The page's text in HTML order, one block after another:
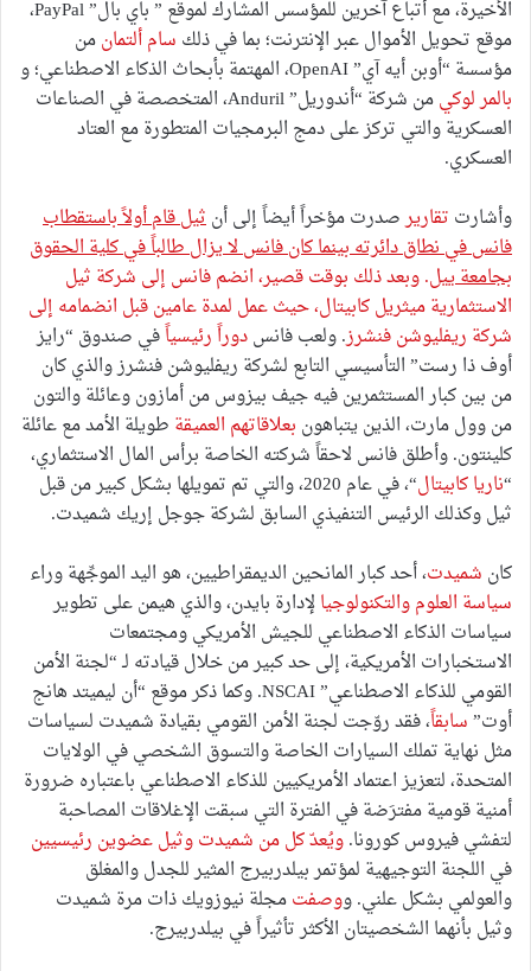
الأخيرة، مع أتباع آخرين للمؤسس المشارك لموقع ” باي بال” PayPal،
موقع تحويل الأموال عبر الإنترنت؛ بما في ذلك سام ألتمانمن
مؤسسة “أوبن أيه آي” OpenAI، المهتمة بأبحاث الذكاء الاصطناعي؛ و
بالمر لوكي
من شركة “أندوريل” Anduril، المتخصصة في الصناعات
العسكرية والتي تركز على دمج البرمجيات المتطورة مع العتاد
العسكري.
وأشارت تقاريرصدرت مؤخراً أيضاً إلى أنثيل قام أولاً باستقطاب
فانس في نطاق دائرته بينما كان فانس لا يزال طالباً في كلية الحقوق
بجامعة ييل. وبعد ذلك بوقت قصير، انضم فانس إلى شركة ثيل
الاستثمارية ميثريل كابيتال، حيث عمل لمدة عامين قبل انضمامه إلى
شركة ريفليوشن فنشرز. ولعب فانسدوراً رئيسياًفي صندوق “رايز
أوف ذا رست” التأسيسي التابع لشركة ريفليوشن فنشرز والذي كان
من بين كبار المستثمرين فيه جيف بيزوس من أمازون وعائلة والتون
من وول مارت، الذين يتباهون بعلاقاتهم العميقة طويلة الأمد مع عائلة
كلينتون. وأطلق فانس لاحقاً شركته الخاصة برأس المال الاستثماري،
“ناريا كابيتال
“، في عام 2020، والتي تم تمويلها بشكل كبير من قبل
ثيل وكذلك الرئيس التنفيذي السابق لشركة جوجل إريك شميدت.
كان شميدت، أحد كبار المانحين الديمقراطيين، هو اليد الموجِّهة وراء
سياسة العلوم والتكنولوجيالإدارة بايدن، والذي هيمن على تطوير
سياسات الذكاء الاصطناعي للجيش الأمريكي ومجتمعات
الاستخبارات الأمريكية، إلى حد كبير من خلال قيادته لـ “لجنة الأمن
القومي للذكاء الاصطناعي” NSCAI. وكما ذكر موقع “أن ليميتد هانج
أوت”سابقاً، فقد روّجت لجنة الأمن القومي بقيادة شميدت لسياسات
مثل نهاية تملك السيارات الخاصة والتسوق الشخصي في الولايات
المتحدة، لتعزيز اعتماد الأمريكيين للذكاء الاصطناعي باعتباره ضرورة
أمنية قومية مفترَضة في الفترة التي سبقت الإغلاقات المصاحبة
لتفشي فيروس كورونا.ويُعدّ كل من شميدت وثيلعضوين رئيسيين
في اللجنة التوجيهية لمؤتمر بيلدربيرج المثير للجدل والمغلق
والعولمي بشكل علني. ووصفتمجلة نيوزويك ذات مرة شميدت
وثيل بأنهما الشخصيتان الأكثر تأثيراً في بيلدربيرج.